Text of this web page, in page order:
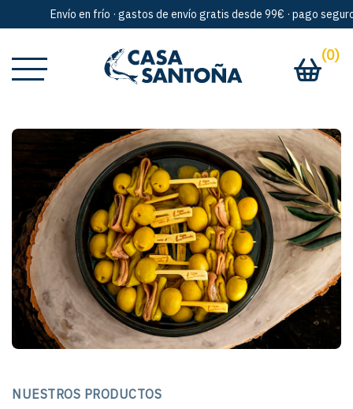
Envío en frío · gastos de envío gratis desde 99€ · pago seguro ·
(0)
NUESTROS PRODUCTOS